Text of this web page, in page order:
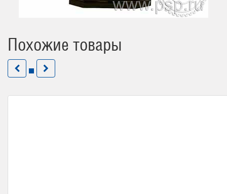
Похожие товары